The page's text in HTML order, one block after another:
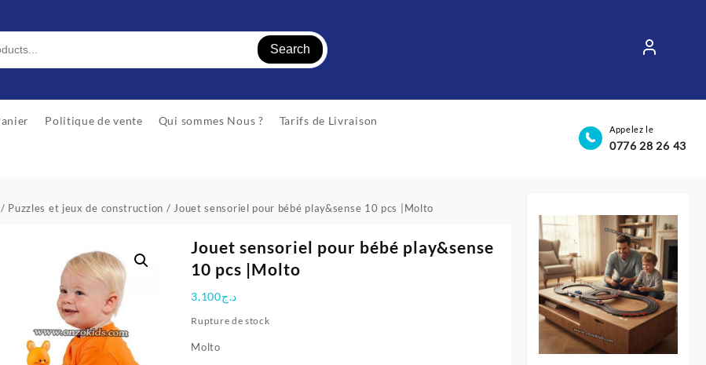
Search
Politique de vente Qui sommes Nous ? Tarifs de Livraison
Appelez le
0776 28 26 43
/ Puzzles et jeux de construction / Jouet sensoriel pour bébé play&sense 10 pcs |Molto
Jouet sensoriel pour bébé play&sense
10 pcs |Molto
د.ج3,100
Rupture de stock
Molto